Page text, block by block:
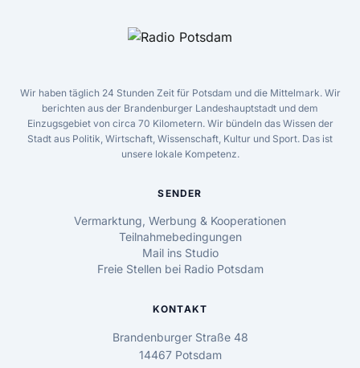
Wir haben täglich 24 Stunden Zeit für Potsdam und die Mittelmark. Wir
berichten aus der Brandenburger Landeshauptstadt und dem
Einzugsgebiet von circa 70 Kilometern. Wir bündeln das Wissen der
Stadt aus Politik, Wirtschaft, Wissenschaft, Kultur und Sport. Das ist
unsere lokale Kompetenz.
SENDER
Vermarktung, Werbung & Kooperationen
Teilnahmebedingungen
Mail ins Studio
Freie Stellen bei Radio Potsdam
KONTAKT
Brandenburger Straße 48
14467 Potsdam